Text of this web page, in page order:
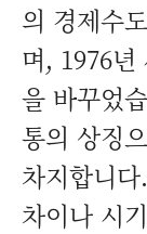
의 경제수
며, 1976년
을 바꾸었
통의 상징
차지합니
차이나 시